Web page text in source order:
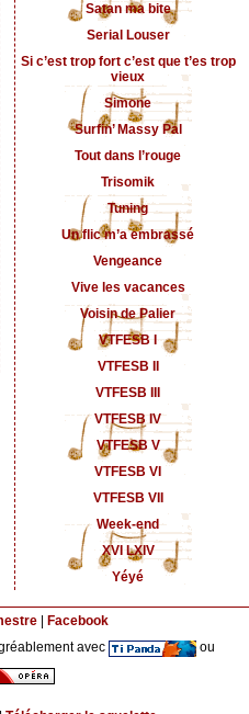
Satan ma bite
Serial Louser
Si c’est trop fort c’est que t’es trop
vieux
Simone
Surfin’ Massy Pal
Tout dans l’rouge
Trisomik
Tuning
Un flic m’a embrassé
Vengeance
Vive les vacances
Voisin de Palier
VTFESB I
VTFESB II
VTFESB III
VTFESB IV
VTFESB V
VTFESB VI
VTFESB VII
Week-end
XVI LXIV
Yéyé
Facebook
avec
ou